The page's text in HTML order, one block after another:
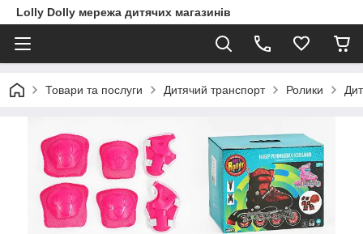
Lolly Dolly мережа дитячих магазинів
Товари та послуги Дитячий транспорт Ролики